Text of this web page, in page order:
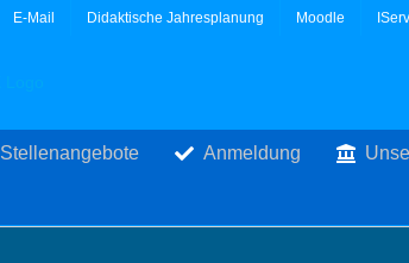
E-Mail Didaktische Jahresplanung Moodle IServ
Stellenangebote Anmeldung